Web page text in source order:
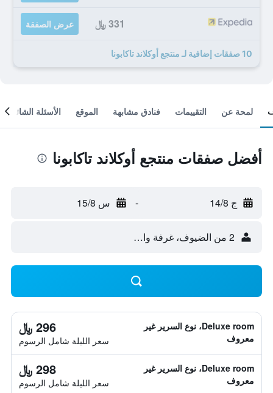
331 ﷼ عرض الصفقة
10 صفقات إضافية لـ منتجع أوكلاند تاكابونا
لمحة عن التقييمات فنادق مشابهة الموقع الأسئلة الشائعة
أفضل صفقات منتجع أوكلاند تاكابونا
ج 14/8 - س 15/8
2 من الضيوف، غرفة واحدة
Deluxe room، نوع السرير غير
معروف
296 ﷼
سعر الليلة شامل الرسوم
Deluxe room، نوع السرير غير
معروف
298 ﷼
سعر الليلة شامل الرسوم